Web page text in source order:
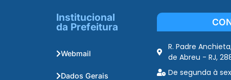
Institucional
da Prefeitura
Webmail
Dados Gerais
R. Padre
de Abreu - RJ,
De segunda à